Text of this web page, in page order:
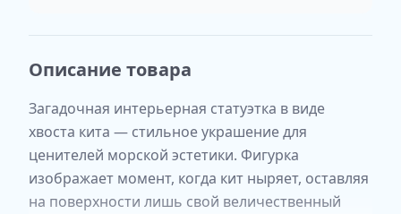
Описание товара
Загадочная интерьерная статуэтка в виде
хвоста кита — стильное украшение для
ценителей морской эстетики. Фигурка
изображает момент, когда кит ныряет, оставляя
на поверхности лишь свой величественный